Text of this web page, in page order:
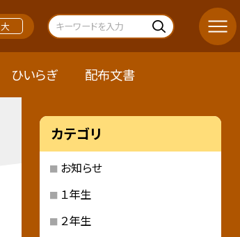
大
ひいらぎ 配布文書
カテゴリ
お知らせ
１年生
２年生